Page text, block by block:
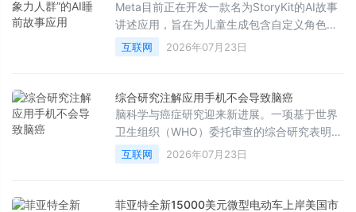
Meta目前正在开发一款名为StoryKit的AI故事
讲述应用，旨在为儿童生成包含自定义角色、
场景、教育意义以及音乐的AI故事。正如其在
应用商店向家长们保证的那样：“你甚至不需要
互联网 2026年07月23日
综合研究注解应用手机不会导致脑癌
脑科学与癌症研究迎来新进展。一项基于世界
卫生组织（WHO）委托审查的综合研究表明，
电磁波不会引发大脑、头部或颈部的癌症，这
彻底打破了长期以来公众对手机辐射致癌的担
互联网 2026年07月23日
菲亚特全新15000美元微型电动车上岸美国市